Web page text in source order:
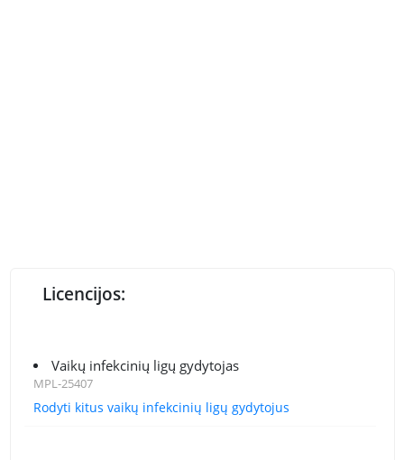
Licencijos:
Vaikų infekcinių ligų gydytojas
MPL-25407
Rodyti kitus vaikų infekcinių ligų gydytojus